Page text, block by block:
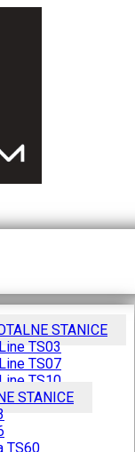
STANICE
TS03
TS07
TS10
STANICE
TS60